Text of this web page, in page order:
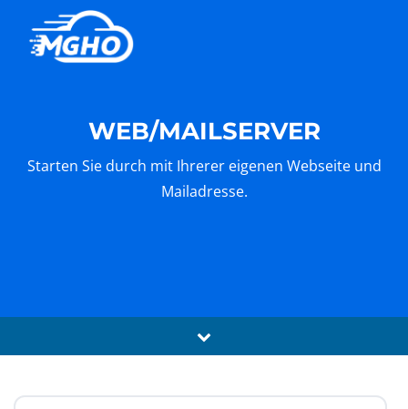
WEB/MAILSERVER
Starten Sie durch mit Ihrerer eigenen Webseite und
Mailadresse.